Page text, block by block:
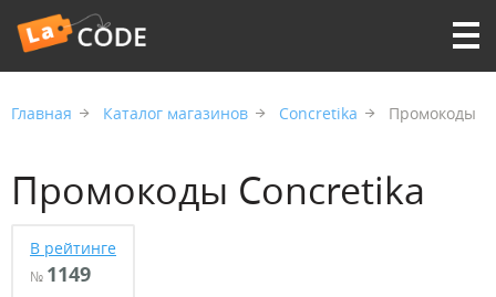
Главная Каталог магазинов Concretika Промокоды
Промокоды Concretika
В рейтинге
№ 1149